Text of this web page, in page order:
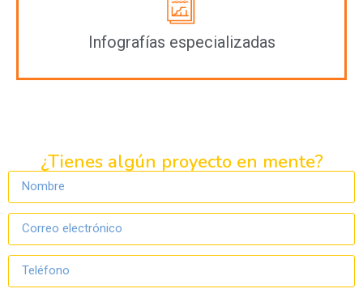
Infografías especializadas
¿Tienes algún proyecto en mente?